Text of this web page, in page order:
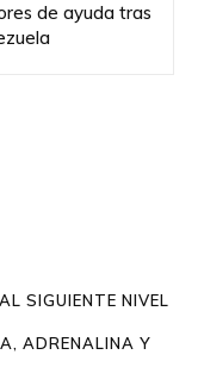
de ayuda tras
SIGUIENTE NIVEL
ADRENALINA Y